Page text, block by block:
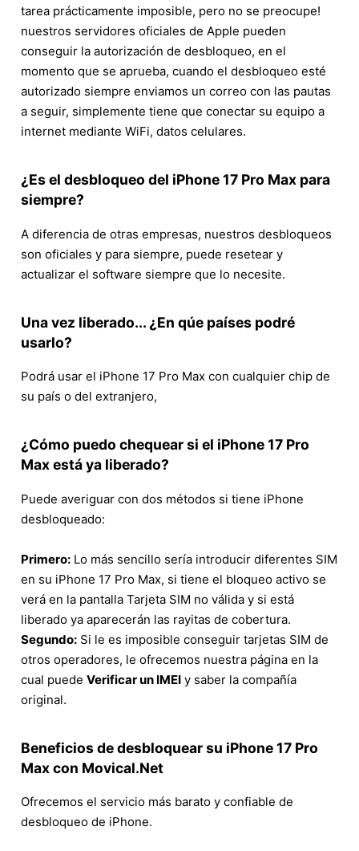
tarea prácticamente imposible, pero no se preocupe!
nuestros servidores oficiales de Apple pueden
conseguir la autorización de desbloqueo, en el
momento que se aprueba, cuando el desbloqueo esté
autorizado siempre enviamos un correo con las pautas
a seguir, simplemente tiene que conectar su equipo a
internet mediante WiFi, datos celulares.
¿Es el desbloqueo del iPhone 17 Pro Max para
siempre?
A diferencia de otras empresas, nuestros desbloqueos
son oficiales y para siempre, puede resetear y
actualizar el software siempre que lo necesite.
Una vez liberado... ¿En qúe países podré
usarlo?
Podrá usar el iPhone 17 Pro Max con cualquier chip de
su país o del extranjero,
¿Cómo puedo chequear si el iPhone 17 Pro
Max está ya liberado?
Puede averiguar con dos métodos si tiene iPhone
desbloqueado:
Primero: Lo más sencillo sería introducir diferentes SIM
en su iPhone 17 Pro Max, si tiene el bloqueo activo se
verá en la pantalla Tarjeta SIM no válida y si está
liberado ya aparecerán las rayitas de cobertura.
Segundo: Si le es imposible conseguir tarjetas SIM de
otros operadores, le ofrecemos nuestra página en la
cual puede Verificar un IMEI y saber la compañía
original.
Beneficios de desbloquear su iPhone 17 Pro
Max con Movical.Net
Ofrecemos el servicio más barato y confiable de
desbloqueo de iPhone.